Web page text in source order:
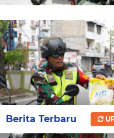
Berita Terbaru